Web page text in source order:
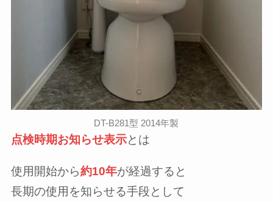
DT-B281型 2014年製
点検時期お知らせ表示とは
使用開始から約10年が経過すると
長期の使用を知らせる手段として